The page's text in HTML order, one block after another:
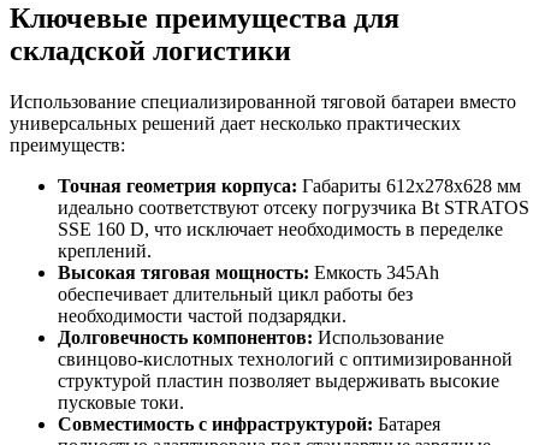
Ключевые преимущества для
складской логистики
Использование специализированной тяговой батареи вместо
универсальных решений дает несколько практических
преимуществ:
Точная геометрия корпуса: Габариты 612x278x628 мм
идеально соответствуют отсеку погрузчика Bt STRATOS
SSE 160 D, что исключает необходимость в переделке
креплений.
Высокая тяговая мощность: Емкость 345Ah
обеспечивает длительный цикл работы без
необходимости частой подзарядки.
Долговечность компонентов: Использование
свинцово-кислотных технологий с оптимизированной
структурой пластин позволяет выдерживать высокие
пусковые токи.
Совместимость с инфраструктурой: Батарея